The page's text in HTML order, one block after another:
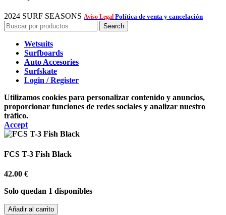
2024 SURF SEASONS Aviso Legal Política de venta y cancelación
Search
Wetsuits
Surfboards
Auto Accesories
Surfskate
Login / Register
Utilizamos cookies para personalizar contenido y anuncios,
proporcionar funciones de redes sociales y analizar nuestro
tráfico.
Accept
FCS T-3 Fish Black
42.00 €
Solo quedan 1 disponibles
FCS
Añadir al carrito